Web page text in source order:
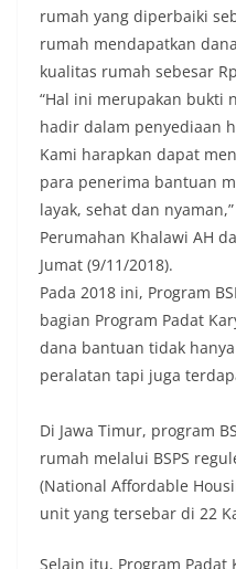
rumah yang diperbaiki
rumah mendapatkan
kualitas rumah sebesar
“Hal ini merupakan bukti
hadir dalam penyediaan
Kami harapkan dapat
para penerima bantuan
layak, sehat dan
Perumahan Khalawi AH
Jumat (9/11/2018).
Pada 2018 ini, Program
bagian Program Padat
dana bantuan tidak
peralatan tapi juga
Di Jawa Timur, program
rumah melalui BSPS
(National Affordable
unit yang tersebar di 22
Selain itu, Program Padat